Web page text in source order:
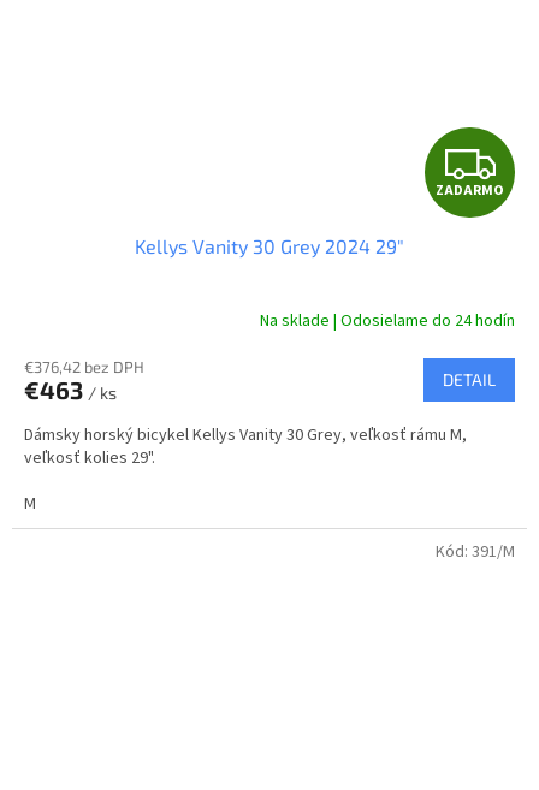
Z
A
A
R
M
ZADARMO
Kellys Vanity 30 Grey 2024 29"
Na sklade | Odosielame do 24 hodín
€376,42 bez DPH
€463 / ks
DETAIL
Dámsky horský bicykel Kellys Vanity 30 Grey, veľkosť rámu M,
veľkosť kolies 29".
M
Kód: 391/M